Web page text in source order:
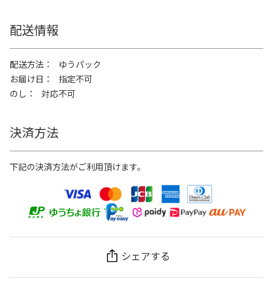
配送情報
配送方法
ゆうパック
お届け日
指定不可
のし
対応不可
決済方法
下記の決済方法がご利用頂けます。
シェアする